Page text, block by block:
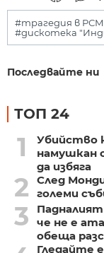
#трагедия в РСМ
#дискотека
Последвайте ни
ТОП 24
1
Убийство
намушкан
да избяга
2
След
големи
3
Падналият
че не е
обеща
Гледайте